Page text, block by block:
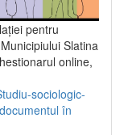
pentru
Slatina
online,
sociologic-
documentul în